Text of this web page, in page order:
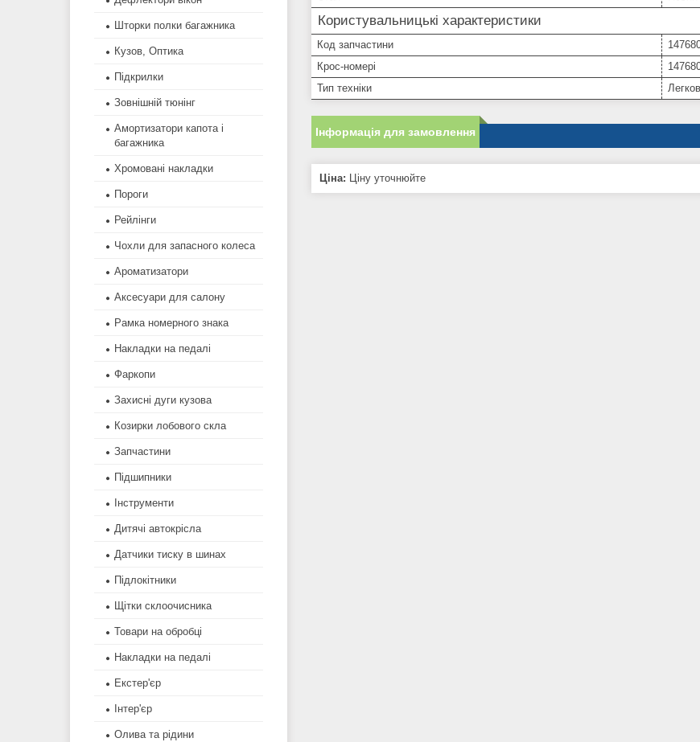
Користувальницькі характеристики
Код запчастини
Крос-номері
Тип техніки
Інформація для замовлення
Ціна: Ціну уточнюйте
Шторки полки багажника
Кузов, Оптика
Підкрилки
Зовнішній тюнінг
Амортизатори капота і
багажника
Хромовані накладки
Пороги
Рейлінги
Чохли для запасного колеса
Ароматизатори
Аксесуари для салону
Рамка номерного знака
Накладки на педалі
Фаркопи
Захисні дуги кузова
Козирки лобового скла
Запчастини
Підшипники
Інструменти
Дитячі автокрісла
Датчики тиску в шинах
Підлокітники
Щітки склоочисника
Товари на обробці
Накладки на педалі
Екстер'єр
Інтер'єр
Олива та рідини